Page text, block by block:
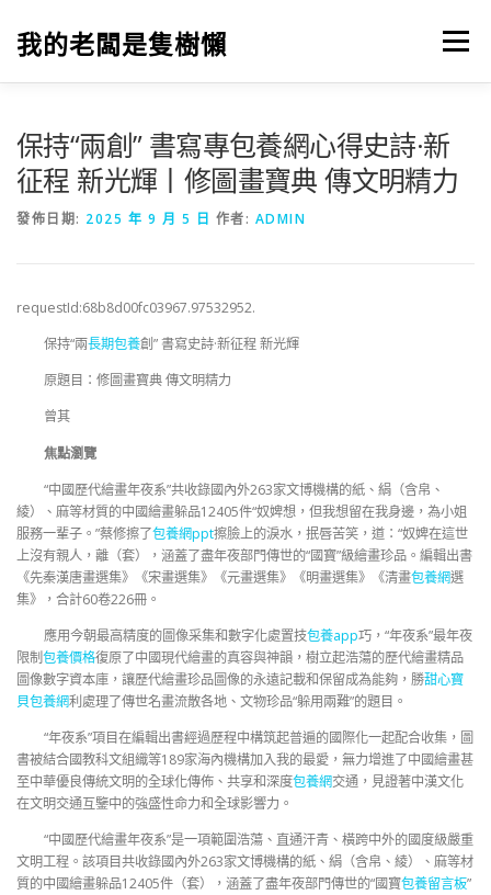
我的老闆是隻樹懶 選單
保持“兩創” 書寫專包養網心得史詩·新
征程 新光輝丨修圖畫寶典 傳文明精力
發佈日期: 2025 年 9 月 5 日 作者: ADMIN
requestId:68b8d00fc03967.97532952.
保持“兩長期包養創” 書寫史詩·新征程 新光輝
原題目：修圖畫寶典 傳文明精力
曾其
焦點瀏覽
“中國歷代繪畫年夜系”共收錄國內外263家文博機構的紙、絹（含帛、
綾）、麻等材質的中國繪畫躲品12405件“奴婢想，但我想留在我身邊，為小姐
服務一輩子。”蔡修擦了包養網ppt擦臉上的淚水，抿唇苦笑，道：“奴婢在這世
上沒有親人，離（套），涵蓋了盡年夜部門傳世的“國寶”級繪畫珍品。編輯出書
《先秦漢唐畫選集》《宋畫選集》《元畫選集》《明畫選集》《清畫包養網選
集》，合計60卷226冊。
應用今朝最高精度的圖像采集和數字化處置技包養app巧，“年夜系”最年夜
限制包養價格復原了中國現代繪畫的真容與神韻，樹立起浩蕩的歷代繪畫精品
圖像數字資本庫，讓歷代繪畫珍品圖像的永遠記載和保留成為能夠，勝甜心寶
貝包養網利處理了傳世名畫流散各地、文物珍品“躲用兩難”的題目。
“年夜系”項目在編輯出書經過歷程中構筑起普遍的國際化一起配合收集，圖
書被結合國教科文組織等189家海內機構加入我的最愛，無力增進了中國繪畫甚
至中華優良傳統文明的全球化傳佈、共享和深度包養網交通，見證著中漢文化
在文明交通互鑒中的強盛性命力和全球影響力。
“中國歷代繪畫年夜系”是一項範圍浩蕩、直通汗青、橫跨中外的國度級嚴重
文明工程。該項目共收錄國內外263家文博機構的紙、絹（含帛、綾）、麻等材
質的中國繪畫躲品12405件（套），涵蓋了盡年夜部門傳世的“國寶包養留言板”